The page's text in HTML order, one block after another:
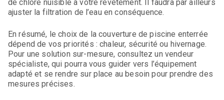
de chlore nuisible à votre revêtement. Il faudra par ailleurs
ajuster la filtration de l’eau en conséquence.
En résumé, le choix de la couverture de piscine enterrée
dépend de vos priorités : chaleur, sécurité ou hivernage.
Pour une solution sur-mesure, consultez un vendeur
spécialiste, qui pourra vous guider vers l’équipement
adapté et se rendre sur place au besoin pour prendre des
mesures précises.